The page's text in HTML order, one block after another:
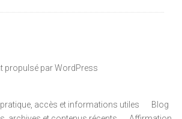
propulsé parWordPress
accès et informations utiles
Blog